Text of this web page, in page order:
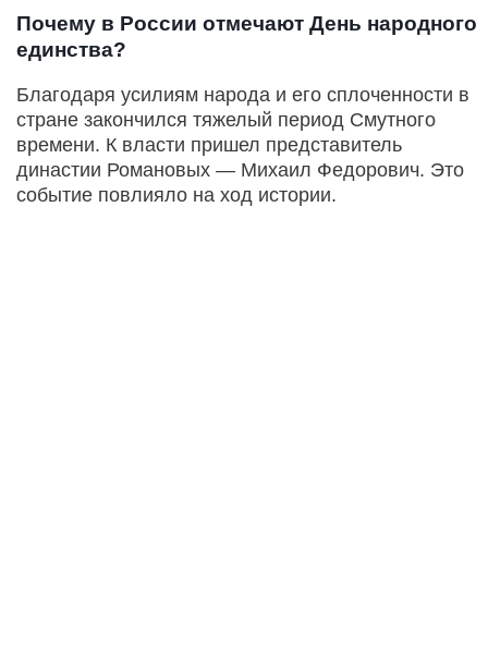
Почему в России отмечают День народного
единства?
Благодаря усилиям народа и его сплоченности в
стране закончился тяжелый период Смутного
времени. К власти пришел представитель
династии Романовых — Михаил Федорович. Это
событие повлияло на ход истории.